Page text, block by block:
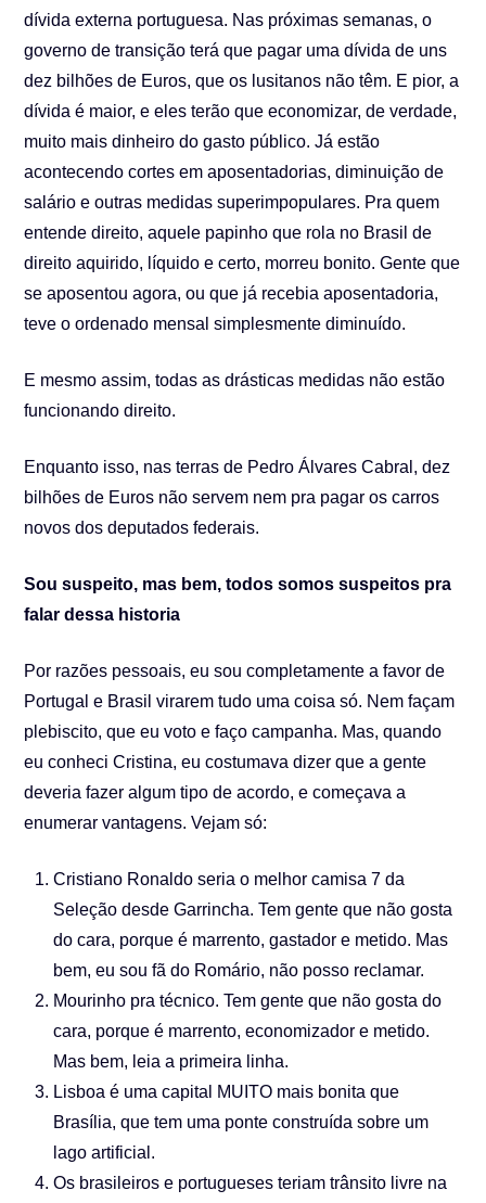
dívida externa portuguesa. Nas próximas semanas, o
governo de transição terá que pagar uma dívida de uns
dez bilhões de Euros, que os lusitanos não têm. E pior, a
dívida é maior, e eles terão que economizar, de verdade,
muito mais dinheiro do gasto público. Já estão
acontecendo cortes em aposentadorias, diminuição de
salário e outras medidas superimpopulares. Pra quem
entende direito, aquele papinho que rola no Brasil de
direito aquirido, líquido e certo, morreu bonito. Gente que
se aposentou agora, ou que já recebia aposentadoria,
teve o ordenado mensal simplesmente diminuído.
E mesmo assim, todas as drásticas medidas não estão
funcionando direito.
Enquanto isso, nas terras de Pedro Álvares Cabral, dez
bilhões de Euros não servem nem pra pagar os carros
novos dos deputados federais.
Sou suspeito, mas bem, todos somos suspeitos pra
falar dessa historia
Por razões pessoais, eu sou completamente a favor de
Portugal e Brasil virarem tudo uma coisa só. Nem façam
plebiscito, que eu voto e faço campanha. Mas, quando
eu conheci Cristina, eu costumava dizer que a gente
deveria fazer algum tipo de acordo, e começava a
enumerar vantagens. Vejam só:
Cristiano Ronaldo seria o melhor camisa 7 da
Seleção desde Garrincha. Tem gente que não gosta
do cara, porque é marrento, gastador e metido. Mas
bem, eu sou fã do Romário, não posso reclamar.
Mourinho pra técnico. Tem gente que não gosta do
cara, porque é marrento, economizador e metido.
Mas bem, leia a primeira linha.
Lisboa é uma capital MUITO mais bonita que
Brasília, que tem uma ponte construída sobre um
lago artificial.
Os brasileiros e portugueses teriam trânsito livre na